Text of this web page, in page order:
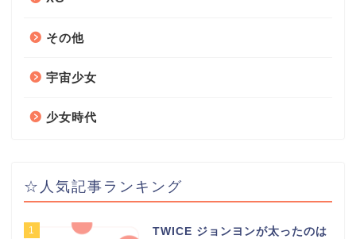
その他
宇宙少女
少女時代
☆人気記事ランキング
1
TWICE ジョンヨンが太ったのは